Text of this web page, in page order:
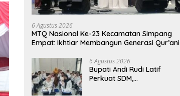
6 Agustus 2026
MTQ Nasional Ke-23 Kecamatan Simpang
Empat: Ikhtiar Membangun Generasi Qur’ani
6 Agustus 2026
Bupati Andi Rudi Latif
Perkuat SDM,